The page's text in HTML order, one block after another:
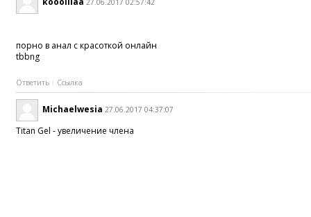
порно в анал с красоткой онлайн
tbbng
Ответить Ссылка
Michaelwesia 27.06.2017 04:37:07
Titan Gel - увеличение члена